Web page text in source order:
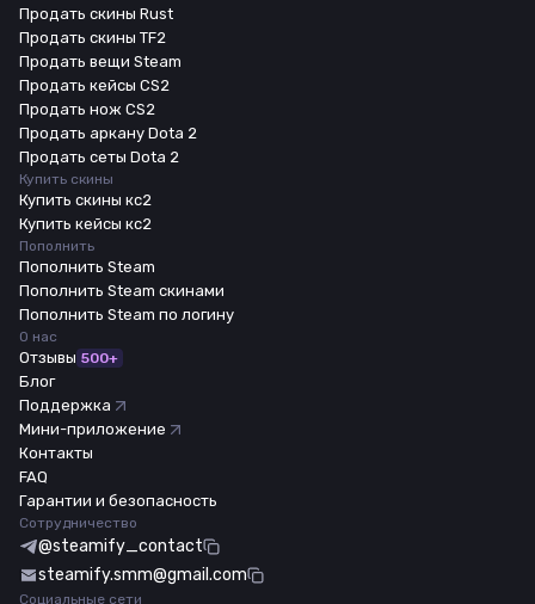
Продать скины Rust
Продать скины TF2
Продать вещи Steam
Продать кейсы CS2
Продать нож CS2
Продать аркану Dota 2
Продать сеты Dota 2
Купить скины
Купить скины кс2
Купить кейсы кс2
Пополнить
Пополнить Steam
Пополнить Steam скинами
Пополнить Steam по логину
О нас
Отзывы 500+
Блог
Поддержка
Мини-приложение
Контакты
FAQ
Гарантии и безопасность
Сотрудничество
@steamify_contact
steamify.smm@gmail.com
Социальные сети